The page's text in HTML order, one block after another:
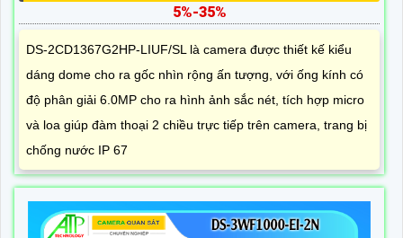
5%-35%
DS-2CD1367G2HP-LIUF/SL là camera được thiết kế kiểu
dáng dome cho ra gốc nhìn rộng ấn tượng, với ống kính có
độ phân giải 6.0MP cho ra hình ảnh sắc nét, tích hợp micro
và loa giúp đàm thoại 2 chiều trực tiếp trên camera, trang bị
chống nước IP 67